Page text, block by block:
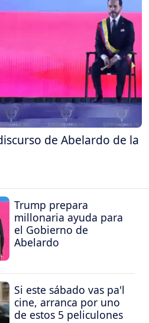
de Abelardo de la
Trump prepara
millonaria ayuda para
el Gobierno de
Abelardo
Si este sábado vas pa'l
cine, arranca por uno
de estos 5 peliculones